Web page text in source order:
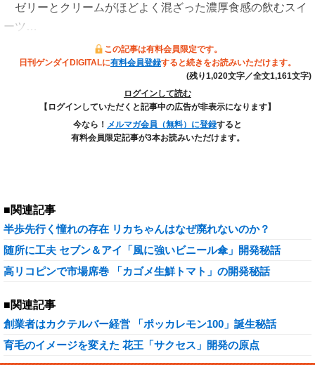
ゼリーとクリームがほどよく混ざった濃厚食感の飲むスイ
ーツ…
この記事は有料会員限定です。
日刊ゲンダイDIGITALに有料会員登録すると続きをお読みいただけます。
(残り1,020文字／全文1,161文字)
ログインして読む
【ログインしていただくと記事中の広告が非表示になります】
今なら！ メルマガ会員（無料）に登録すると
有料会員限定記事が3本お読みいただけます。
■関連記事
半歩先行く憧れの存在 リカちゃんはなぜ廃れないのか？
随所に工夫 セブン＆アイ「風に強いビニール傘」開発秘話
高リコピンで市場席巻 「カゴメ生鮮トマト」の開発秘話
■関連記事
創業者はカクテルバー経営 「ポッカレモン100」誕生秘話
育毛のイメージを変えた 花王「サクセス」開発の原点